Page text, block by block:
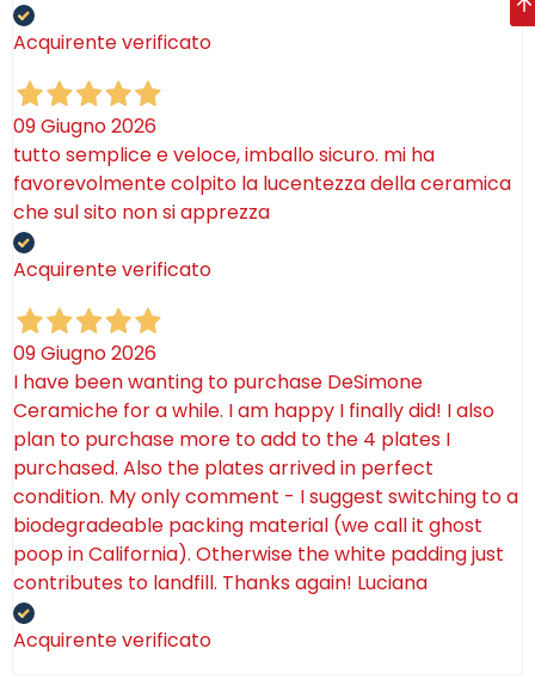
Acquirente verificato
09 Giugno 2026
tutto semplice e veloce, imballo sicuro. mi ha
favorevolmente colpito la lucentezza della ceramica
che sul sito non si apprezza
Acquirente verificato
09 Giugno 2026
I have been wanting to purchase DeSimone
Ceramiche for a while. I am happy I finally did! I also
plan to purchase more to add to the 4 plates I
purchased. Also the plates arrived in perfect
condition. My only comment - I suggest switching to a
biodegradeable packing material (we call it ghost
poop in California). Otherwise the white padding just
contributes to landfill. Thanks again! Luciana
Acquirente verificato